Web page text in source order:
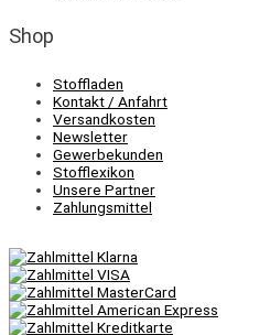
Shop
Stoffladen
Kontakt / Anfahrt
Versandkosten
Newsletter
Gewerbekunden
Stofflexikon
Unsere Partner
Zahlungsmittel